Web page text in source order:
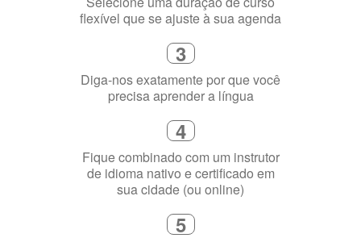
2
Selecione uma duração de curso
flexível que se ajuste à sua agenda
3
Diga-nos exatamente por que você
precisa aprender a língua
4
Fique combinado com um instrutor
de idioma nativo e certificado em
sua cidade (ou online)